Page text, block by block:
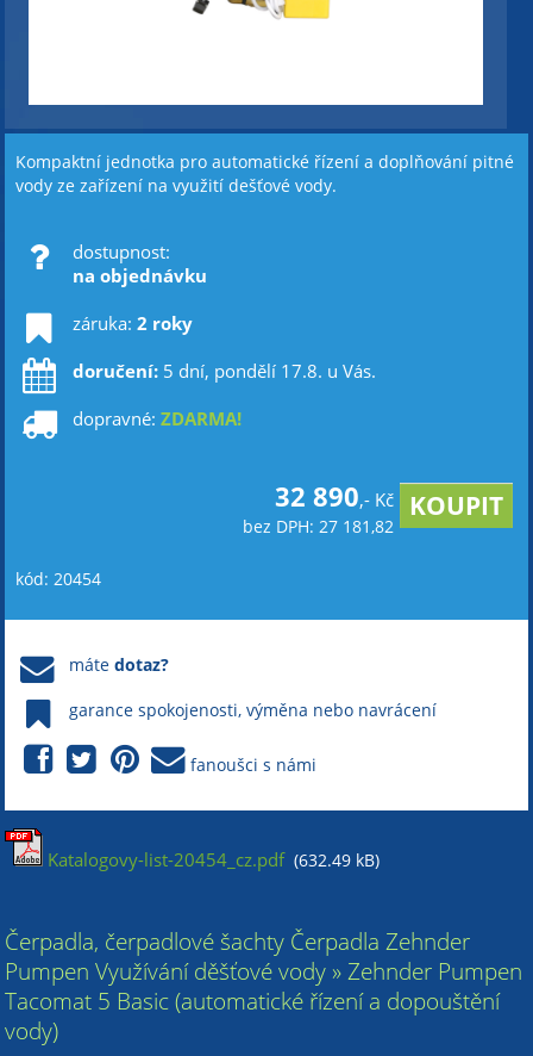
Kompaktní jednotka pro automatické řízení a doplňování pitné
vody ze zařízení na využití dešťové vody.
dostupnost:
na objednávku
záruka: 2 roky
doručení: 5 dní, pondělí 17.8. u Vás.
dopravné: ZDARMA!
32 890,- Kč
bez DPH: 27 181,82
kód: 20454
mátedotaz?
garance spokojenosti, výměna nebo navrácení
fanoušci s námi
Katalogovy-list-20454_cz.pdf (632.49 kB)
Čerpadla, čerpadlové šachty Čerpadla Zehnder
Pumpen Využívání děšťové vody » Zehnder Pumpen
Tacomat 5 Basic (automatické řízení a dopouštění
vody)